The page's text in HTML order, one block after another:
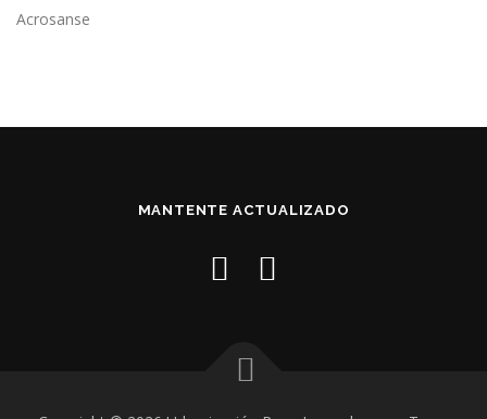
Acrosanse
MANTENTE ACTUALIZADO